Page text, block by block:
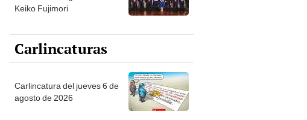
Keiko Fujimori
Carlincaturas
Carlincatura del jueves 6 de
agosto de 2026